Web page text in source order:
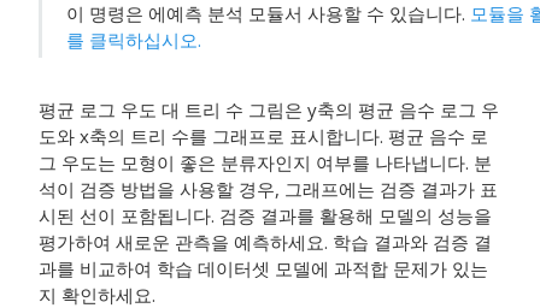
이 명령은 에예측 분석 모듈서 사용할 수 있습니다. 모듈을
를 클릭하십시오.
평균 로그 우도 대 트리 수 그림은 y축의 평균 음수 로그 우
도와 x축의 트리 수를 그래프로 표시합니다. 평균 음수 로
그 우도는 모형이 좋은 분류자인지 여부를 나타냅니다. 분
석이 검증 방법을 사용할 경우, 그래프에는 검증 결과가 표
시된 선이 포함됩니다. 검증 결과를 활용해 모델의 성능을
평가하여 새로운 관측을 예측하세요. 학습 결과와 검증 결
과를 비교하여 학습 데이터셋 모델에 과적합 문제가 있는
지 확인하세요.